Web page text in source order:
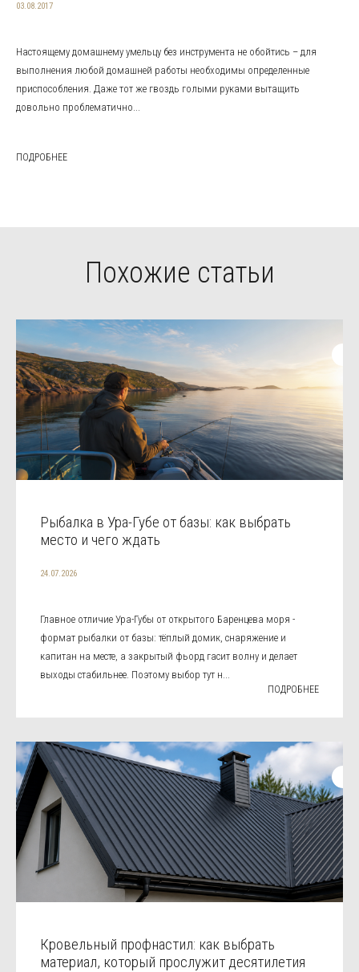
03.08.2017
Настоящему домашнему умельцу без инструмента не обойтись – для
выполнения любой домашней работы необходимы определенные
приспособления. Даже тот же гвоздь голыми руками вытащить
довольно проблематично...
ПОДРОБНЕЕ
Похожие статьи
Рыбалка в Ура-Губе от базы: как выбрать
место и чего ждать
24.07.2026
Главное отличие Ура-Губы от открытого Баренцева моря -
формат рыбалки от базы: тёплый домик, снаряжение и
капитан на месте, а закрытый фьорд гасит волну и делает
выходы стабильнее. Поэтому выбор тут н...
ПОДРОБНЕЕ
Кровельный профнастил: как выбрать
материал, который прослужит десятилетия